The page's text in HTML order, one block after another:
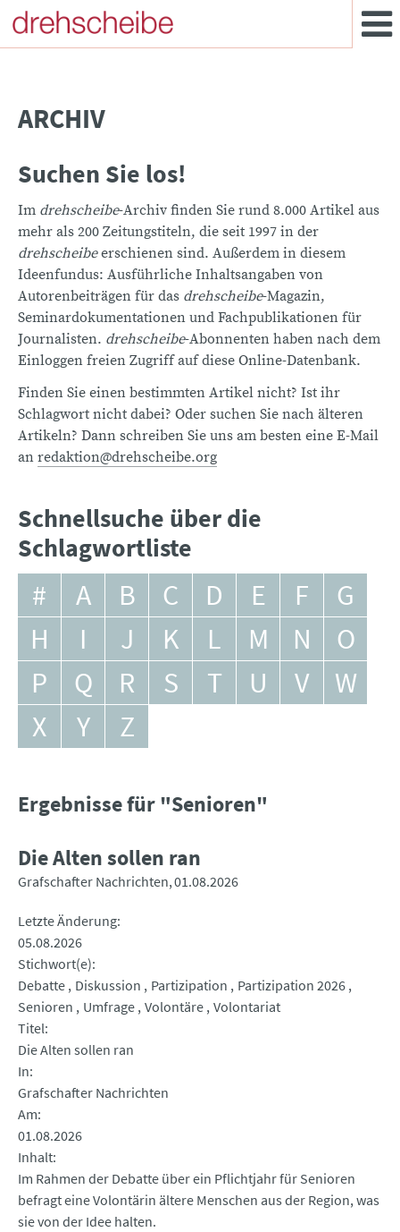
ARCHIV
Suchen Sie los!
Im drehscheibe-Archiv finden Sie rund 8.000 Artikel aus
mehr als 200 Zeitungstiteln, die seit 1997 in der
drehscheibeerschienen sind. Außerdem in diesem
Ideenfundus: Ausführliche Inhaltsangaben von
Autorenbeiträgen für das drehscheibe-Magazin,
Seminardokumentationen und Fachpublikationen für
Journalisten. drehscheibe-Abonnenten haben nach dem
Einloggen freien Zugriff auf diese Online-Datenbank.
Finden Sie einen bestimmten Artikel nicht? Ist ihr
Schlagwort nicht dabei? Oder suchen Sie nach älteren
Artikeln? Dann schreiben Sie uns am besten eine E-Mail
an redaktion@drehscheibe.org
Schnellsuche über die
Schlagwortliste
# A B C D E F
G
H
I J K L M N
O
P
Q R S T U V
W
X
Y Z
Ergebnisse für "Senioren"
Die Alten sollen ran
Grafschafter Nachrichten 01.08.2026
Letzte Änderung
05.08.2026
Stichwort(e)
Debatte Diskussion Partizipation
Partizipation 2026
Senioren
Umfrage Volontäre Volontariat
Titel
Die Alten sollen ran
In
Grafschafter Nachrichten
Am
01.08.2026
Inhalt
Im Rahmen der Debatte über ein Pflichtjahr für Senioren
befragt eine Volontärin ältere Menschen aus der Region, was
sie von der Idee halten.